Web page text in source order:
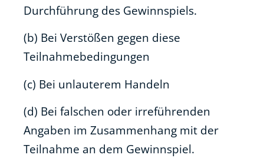
Durchführung des Gewinnspiels.
(b) Bei Verstößen gegen diese
Teilnahmebedingungen
(c) Bei unlauterem Handeln
(d) Bei falschen oder irreführenden
Angaben im Zusammenhang mit der
Teilnahme an dem Gewinnspiel.